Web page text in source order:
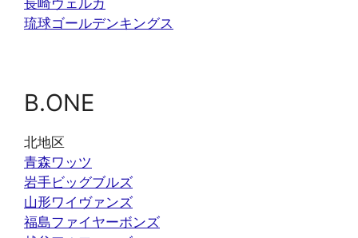
長崎ヴェルカ
琉球ゴールデンキングス
B.ONE
北地区
青森ワッツ
岩手ビッグブルズ
山形ワイヴァンズ
福島ファイヤーボンズ